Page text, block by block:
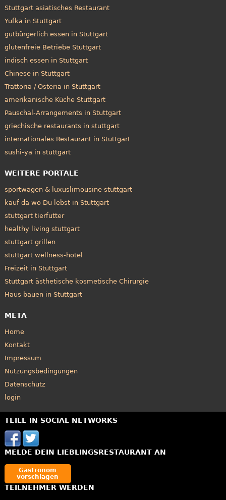
Stuttgart asiatisches Restaurant
Yufka in Stuttgart
gutbürgerlich essen in Stuttgart
glutenfreie Betriebe Stuttgart
indisch essen in Stuttgart
Chinese in Stuttgart
Trattoria / Osteria in Stuttgart
amerikanische Küche Stuttgart
Pauschal-Arrangements in Stuttgart
griechische restaurants in stuttgart
internationales Restaurant in Stuttgart
sushi-ya in stuttgart
WEITERE PORTALE
sportwagen & luxuslimousine stuttgart
kauf da wo Du lebst in Stuttgart
stuttgart tierfutter
healthy living stuttgart
stuttgart grillen
stuttgart wellness-hotel
Freizeit in Stuttgart
Stuttgart ästhetische kosmetische Chirurgie
Haus bauen in Stuttgart
META
Home
Kontakt
Impressum
Nutzungsbedingungen
Datenschutz
login
TEILE IN SOCIAL NETWORKS
MELDE DEIN LIEBLINGSRESTAURANT AN
Gastronom
vorschlagen
TEILNEHMER WERDEN